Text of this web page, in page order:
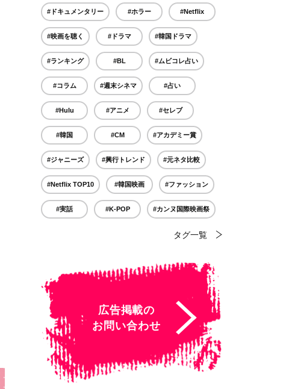
#ドキュメンタリー #ホラー #Netflix
#映画を聴く #ドラマ #韓国ドラマ
#ランキング #BL #ムビコレ占い
#コラム #週末シネマ #占い
#Hulu #アニメ #セレブ
#韓国 #CM #アカデミー賞
#ジャニーズ #興行トレンド #元ネタ比較
#Netflix TOP10 #韓国映画 #ファッション
#実話 #K-POP #カンヌ国際映画祭
タグ一覧
広告掲載の
お問い合わせ